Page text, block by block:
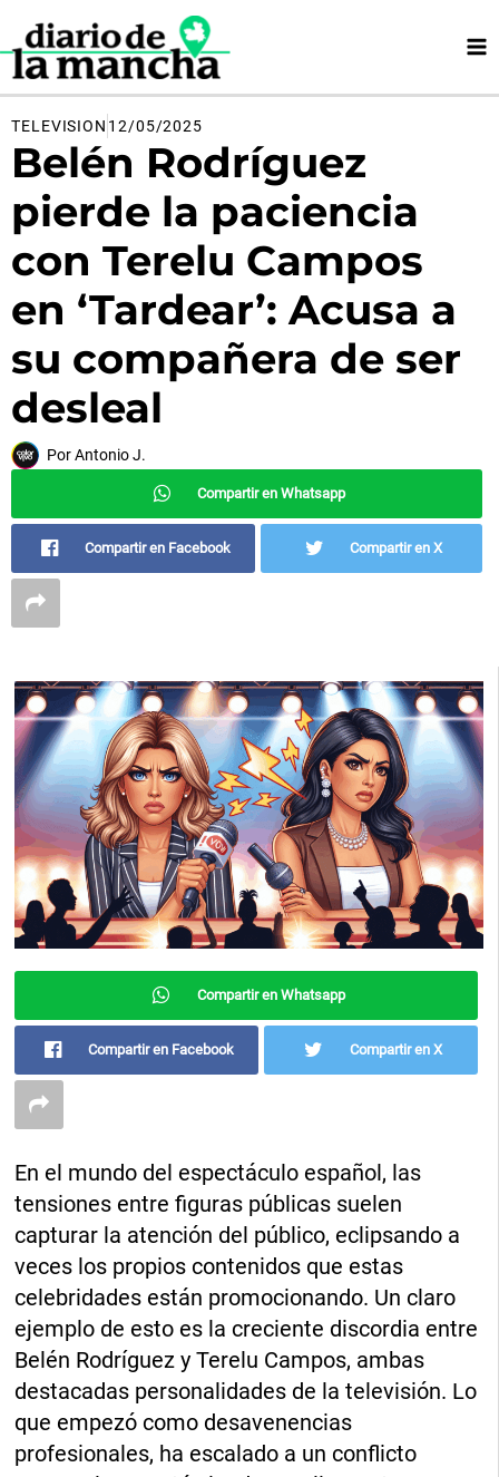
contenido
TELEVISION 12/05/2025
Belén Rodríguez
pierde la paciencia
con Terelu Campos
en ‘Tardear’: Acusa a
su compañera de ser
desleal
PorAntonio J.
Compartir en Whatsapp
Compartir en Facebook Compartir en X
Compartir en Whatsapp
Compartir en Facebook Compartir en X
En el mundo del espectáculo español, las
tensiones entre figuras públicas suelen
capturar la atención del público, eclipsando a
veces los propios contenidos que estas
celebridades están promocionando. Un claro
ejemplo de esto es la creciente discordia entre
Belén Rodríguez y Terelu Campos, ambas
destacadas personalidades de la televisión. Lo
que empezó como desavenencias
profesionales, ha escalado a un conflicto